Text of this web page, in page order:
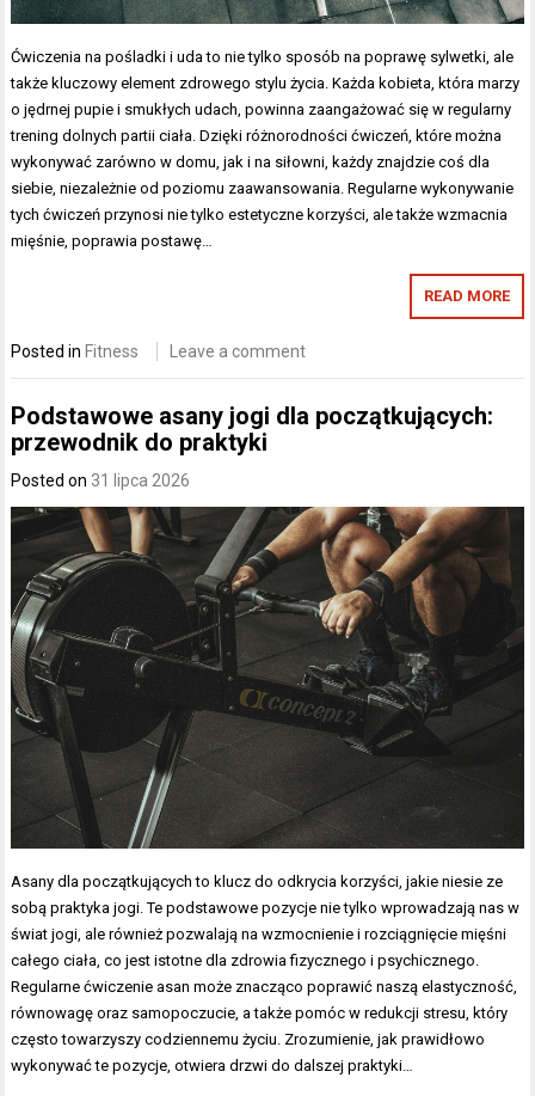
Ćwiczenia na pośladki i uda to nie tylko sposób na poprawę sylwetki, ale
także kluczowy element zdrowego stylu życia. Każda kobieta, która marzy
o jędrnej pupie i smukłych udach, powinna zaangażować się w regularny
trening dolnych partii ciała. Dzięki różnorodności ćwiczeń, które można
wykonywać zarówno w domu, jak i na siłowni, każdy znajdzie coś dla
siebie, niezależnie od poziomu zaawansowania. Regularne wykonywanie
tych ćwiczeń przynosi nie tylko estetyczne korzyści, ale także wzmacnia
mięśnie, poprawia postawę…
READ MORE
Posted in Fitness Leave a comment
Podstawowe asany jogi dla początkujących:
przewodnik do praktyki
Posted on 31 lipca 2026
Asany dla początkujących to klucz do odkrycia korzyści, jakie niesie ze
sobą praktyka jogi. Te podstawowe pozycje nie tylko wprowadzają nas w
świat jogi, ale również pozwalają na wzmocnienie i rozciągnięcie mięśni
całego ciała, co jest istotne dla zdrowia fizycznego i psychicznego.
Regularne ćwiczenie asan może znacząco poprawić naszą elastyczność,
równowagę oraz samopoczucie, a także pomóc w redukcji stresu, który
często towarzyszy codziennemu życiu. Zrozumienie, jak prawidłowo
wykonywać te pozycje, otwiera drzwi do dalszej praktyki…